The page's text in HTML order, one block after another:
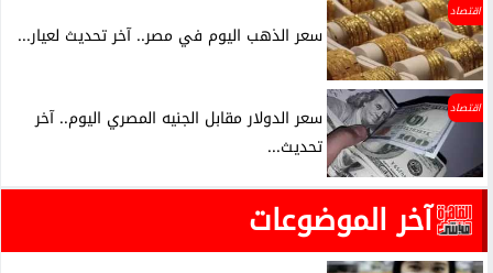
اقتصاد
سعر الذهب اليوم في مصر.. آخر تحديث لعيار...
اقتصاد
سعر الدولار مقابل الجنيه المصري اليوم.. آخر
تحديث...
آخر الموضوعات